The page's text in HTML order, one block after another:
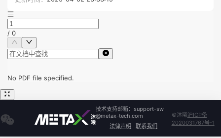
/ 0
No PDF file specified.
技术支持邮箱：support-sw
@metax-tech.com
法律声明
联系我们
©沐曦沪ICP备
2020031767号-1